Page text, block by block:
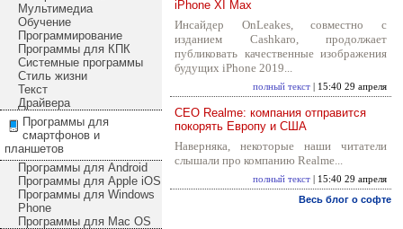
Мультимедиа
Обучение
Программирование
Программы для КПК
Системные программы
Стиль жизни
Текст
Драйвера
Программы для
смартфонов и
планшетов
Программы для Android
Программы для Apple iOS
Программы для Windows
Phone
Программы для Mac OS
iPhone XI Max
Инсайдер OnLeakes, совместно с
изданием Cashkaro, продолжает
публиковать качественные изображения
будущих iPhone 2019...
полный текст | 15:40 29 апреля
CEO Realme: компания отправится
покорять Европу и США
Наверняка, некоторые наши читатели
слышали про компанию Realme...
полный текст | 15:40 29 апреля
Весь блог о софте